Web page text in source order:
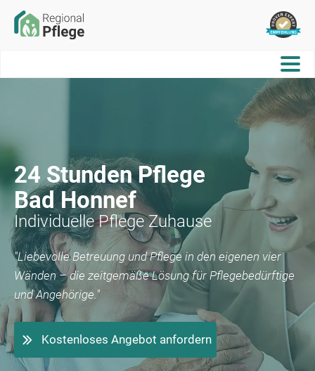
24 Stunden Pflege
Bad Honnef
Individuelle Pflege Zuhause
"Liebevolle Betreuung und Pflege in den eigenen vier
Wänden – die zeitgemäße Lösung für Pflegebedürftige
und Angehörige."
Kostenloses Angebot anfordern